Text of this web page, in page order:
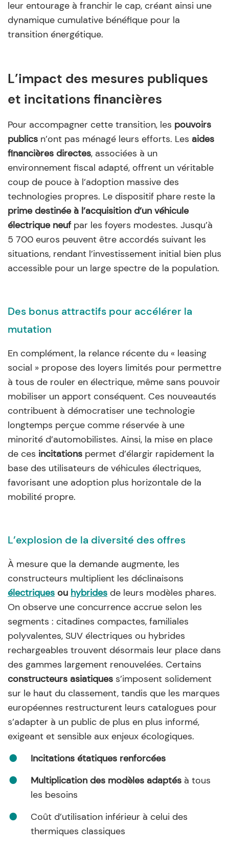
leur entourage à franchir le cap, créant ainsi une
dynamique cumulative bénéfique pour la
transition énergétique.
L’impact des mesures publiques
et incitations financières
Pour accompagner cette transition, les pouvoirs
publics n’ont pas ménagé leurs efforts. Les aides
financières directes, associées à un
environnement fiscal adapté, offrent un véritable
coup de pouce à l’adoption massive des
technologies propres. Le dispositif phare reste la
prime destinée à l’acquisition d’un véhicule
électrique neufpar les foyers modestes. Jusqu’à
5 700 euros peuvent être accordés suivant les
situations, rendant l’investissement initial bien plus
accessible pour un large spectre de la population.
Des bonus attractifs pour accélérer la
mutation
En complément, la relance récente du « leasing
social » propose des loyers limités pour permettre
à tous de rouler en électrique, même sans pouvoir
mobiliser un apport conséquent. Ces nouveautés
contribuent à démocratiser une technologie
longtemps perçue comme réservée à une
minorité d’automobilistes. Ainsi, la mise en place
de ces incitations permet d’élargir rapidement la
base des utilisateurs de véhicules électriques,
favorisant une adoption plus horizontale de la
mobilité propre.
L’explosion de la diversité des offres
À mesure que la demande augmente, les
constructeurs multiplient les déclinaisons
électriques ou hybrides de leurs modèles phares.
On observe une concurrence accrue selon les
segments : citadines compactes, familiales
polyvalentes, SUV électriques ou hybrides
rechargeables trouvent désormais leur place dans
des gammes largement renouvelées. Certains
constructeurs asiatiques s’imposent solidement
sur le haut du classement, tandis que les marques
européennes restructurent leurs catalogues pour
s’adapter à un public de plus en plus informé,
exigeant et sensible aux enjeux écologiques.
Incitations étatiques renforcées
Multiplication des modèles adaptés à tous
les besoins
Coût d’utilisation inférieur à celui des
thermiques classiques